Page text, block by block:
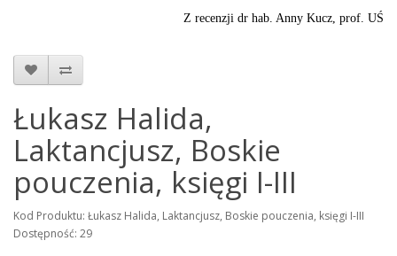
Z recenzji dr hab. Anny Kucz, prof. UŚ
Łukasz Halida,
Laktancjusz, Boskie
pouczenia, księgi I-III
Kod Produktu: Łukasz Halida, Laktancjusz, Boskie pouczenia, księgi I-III
Dostępność: 29